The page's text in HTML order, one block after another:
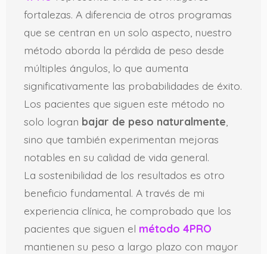
fortalezas. A diferencia de otros programas
que se centran en un solo aspecto, nuestro
método aborda la pérdida de peso desde
múltiples ángulos, lo que aumenta
significativamente las probabilidades de éxito.
Los pacientes que siguen este método no
solo logran bajar de peso naturalmente
sino que también experimentan mejoras
notables en su calidad de vida general.
La sostenibilidad de los resultados es otro
beneficio fundamental. A través de mi
experiencia clínica, he comprobado que los
pacientes que siguen el método 4PRO
mantienen su peso a largo plazo con mayor